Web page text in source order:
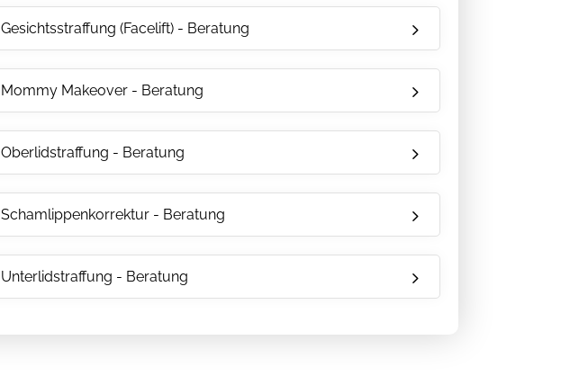
Gesichtsstraffung (Facelift) - Beratung
Mommy Makeover - Beratung
Oberlidstraffung - Beratung
Schamlippenkorrektur - Beratung
Unterlidstraffung - Beratung